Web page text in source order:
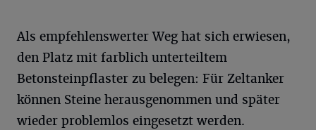
Als empfehlenswerter Weg hat sich erwiesen,
den Platz mit farblich unterteiltem
Betonsteinpflaster zu belegen: Für Zeltanker
können Steine herausgenommen und später
wieder problemlos eingesetzt werden.